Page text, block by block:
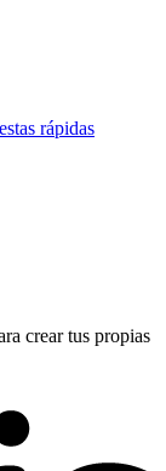
rápidas
crear tus propias